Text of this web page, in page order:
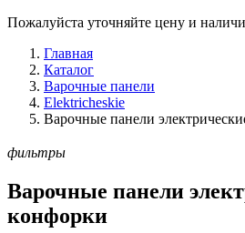
Пожалуйста уточняйте цену и
Главная
Каталог
Варочные панели
Elektricheskie
Варочные панели
фильтры
Варочные панели
конфорки